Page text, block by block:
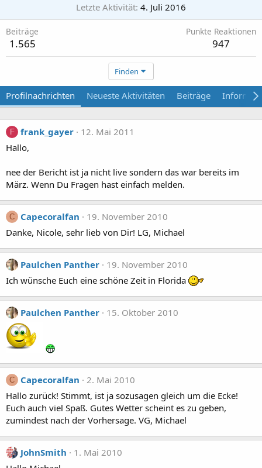
Letzte Aktivität 4. Juli 2016
Beiträge
1.565
Punkte Reaktionen
947
Finden
Profilnachrichten Neueste Aktivitäten Beiträge
F frank_gayer
12. Mai 2011
Hallo,
nee der Bericht ist ja nicht live sondern das war bereits im
März. Wenn Du Fragen hast einfach melden.
C Capecoralfan
19. November 2010
Danke, Nicole, sehr lieb von Dir! LG, Michael
Paulchen Panther
19. November 2010
Ich wünsche Euch eine schöne Zeit in Florida
Paulchen Panther 15. Oktober 2010
C Capecoralfan
2. Mai 2010
Hallo zurück! Stimmt, ist ja sozusagen gleich um die Ecke!
Euch auch viel Spaß. Gutes Wetter scheint es zu geben,
zumindest nach der Vorhersage. VG, Michael
JohnSmith
1. Mai 2010